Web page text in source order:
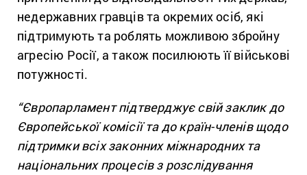
недержавних гравців та окремих осіб, які
підтримують та роблять можливою збройну
агресію Росії, а також посилюють її військові
потужності.
“Європарламент підтверджує свій заклик до
Європейської комісії та до країн-членів щодо
підтримки всіх законних міжнародних та
національних процесів з розслідування